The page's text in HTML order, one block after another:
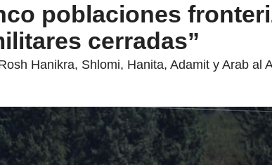
poblaciones
cerradas”
Hanikra, Shlomi, Hanita, Adamit y Arab al